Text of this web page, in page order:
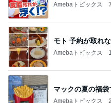
Amebaトピックス
モト 予約が取れ
Amebaトピックス
マックの夏の福
Amebaトピックス